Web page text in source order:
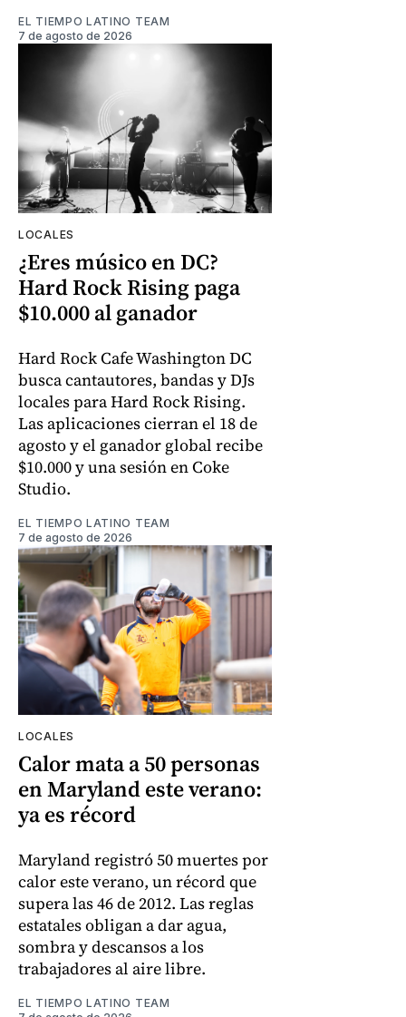
EL TIEMPO LATINO TEAM
7 de agosto de 2026
LOCALES
¿Eres músico en DC?
Hard Rock Rising paga
$10.000 al ganador
Hard Rock Cafe Washington DC
busca cantautores, bandas y DJs
locales para Hard Rock Rising.
Las aplicaciones cierran el 18 de
agosto y el ganador global recibe
$10.000 y una sesión en Coke
Studio.
EL TIEMPO LATINO TEAM
7 de agosto de 2026
LOCALES
Calor mata a 50 personas
en Maryland este verano:
ya es récord
Maryland registró 50 muertes por
calor este verano, un récord que
supera las 46 de 2012. Las reglas
estatales obligan a dar agua,
sombra y descansos a los
trabajadores al aire libre.
EL TIEMPO LATINO TEAM